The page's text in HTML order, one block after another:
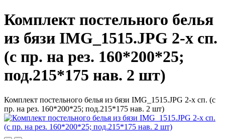
Комплект постельного белья
из бязи IMG_1515.JPG 2-х сп.
(с пр. на рез. 160*200*25;
под.215*175 нав. 2 шт)
Комплект постельного белья из бязи IMG_1515.JPG 2-х сп. (с
пр. на рез. 160*200*25; под.215*175 нав. 2 шт)